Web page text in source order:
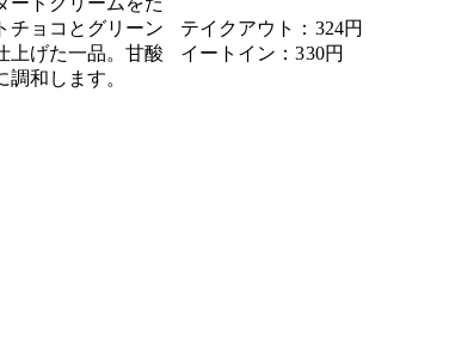
チョコとグリーン
上げた一品。甘酸
和します。
テイクアウト：324円
イートイン：330円